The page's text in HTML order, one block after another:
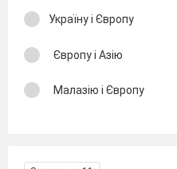
Україну і Європу
Європу і Азію
Малазію і Європу